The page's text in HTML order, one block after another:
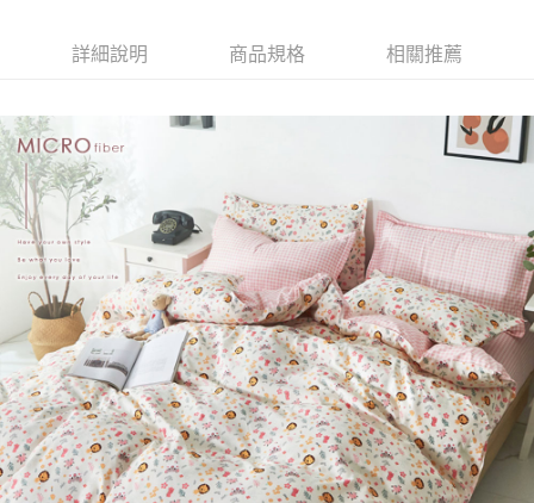
２．關於個人資料處理事宜，請瀏覽以下網址：
https://aftee.tw/terms/#terms3
任。
４．使用「AFTEE先享後付」時，將依據個別帳號之用戶狀況，依本公司即
時審查核予不同之上限額度；若仍有額度不足之情形，本公司將視審查結果
請求用戶進行身份認證。
５．嚴禁一人註冊多個帳號或使用他人資訊註冊。若發現惡意使用之情形，
恩沛科技股份有限公司將有權停止該用戶之使用額度並採取法律行動。
詳細說明 商品規格 相關推薦